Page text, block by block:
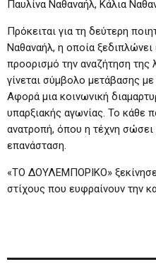
Παυλίνα Ναθαναήλ, Κάλια
Πρόκειται για τη δεύτερη
Ναθαναήλ, η οποία ξεδιπλώνει
προορισμό την αναζήτηση
γίνεται σύμβολο μετάβασης
Αφορά μια κοινωνική
υπαρξιακής αγωνίας. Το κάθε
ανατροπή, όπου η τέχνη
επανάσταση.
«ΤΟ ΔΟΥΛΕΜΠΟΡΙΚΟ» ξεκίνησε
στίχους που ευφραίνουν την